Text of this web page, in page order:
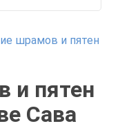
шрамов и пятен
и пятен
Сава